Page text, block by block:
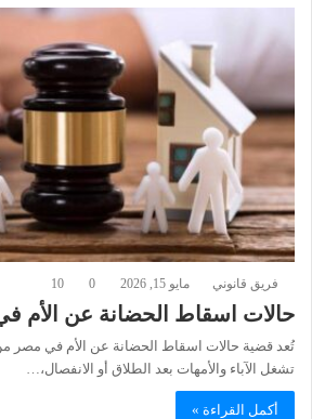
فريق قانوني مايو 15, 2026 0
10
حالات اسقاط الحضانة عن الأم
تُعد قضية حالات اسقاط الحضانة عن الأم في مصر
تشغل الآباء والأمهات بعد الطلاق أو الانفصال،…
أكمل القراءة »